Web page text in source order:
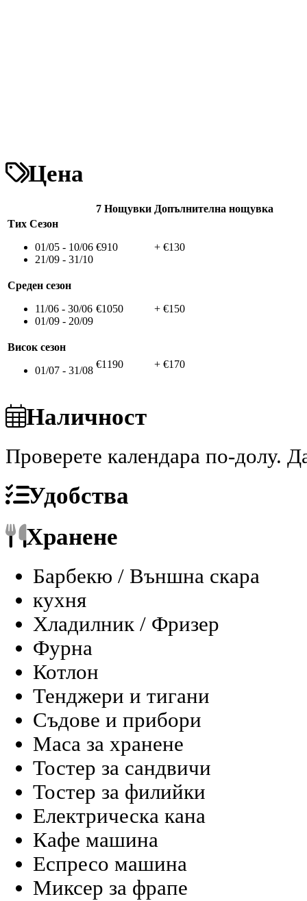
Цена
7 Нощувки Допълнителна нощувка
Тих Сезон
01/05 - 10/06
21/09 - 31/10
€910 + €130
Среден сезон
11/06 - 30/06
01/09 - 20/09
€1050 + €150
Висок сезон
01/07 - 31/08
€1190 + €170
Наличност
Проверете календара по-долу.
Удобства
Хранене
Барбекю / Външна скара
кухня
Хладилник / Фризер
Фурна
Котлон
Тенджери и тигани
Съдове и прибори
Маса за хранене
Тостер за сандвичи
Тостер за филийки
Електрическа кана
Кафе машина
Еспресо машина
Миксер за фрапе